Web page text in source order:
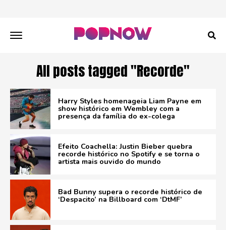
All posts tagged "Recorde"
Harry Styles homenageia Liam Payne em
show histórico em Wembley com a
presença da família do ex-colega
Efeito Coachella: Justin Bieber quebra
recorde histórico no Spotify e se torna o
artista mais ouvido do mundo
Bad Bunny supera o recorde histórico de
‘Despacito’ na Billboard com ‘DtMF’